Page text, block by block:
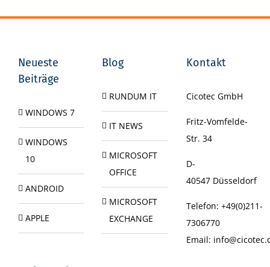
Neueste
Beiträge
WINDOWS 7
WINDOWS
10
ANDROID
APPLE
Blog
RUNDUM IT
IT NEWS
MICROSOFT
OFFICE
MICROSOFT
EXCHANGE
Kontakt
Cicotec GmbH
Fritz-Vomfelde-
Str. 34
D-
40547Düsseldorf
Telefon: +49(0)211-
7306770
Email: